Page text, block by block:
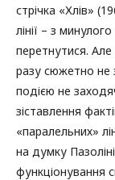
стрічка «Хлів»
лінії – з
перетнутися.
разу сюжетно не
подією не
зіставлення
«паралельних»
на думку
функціонування